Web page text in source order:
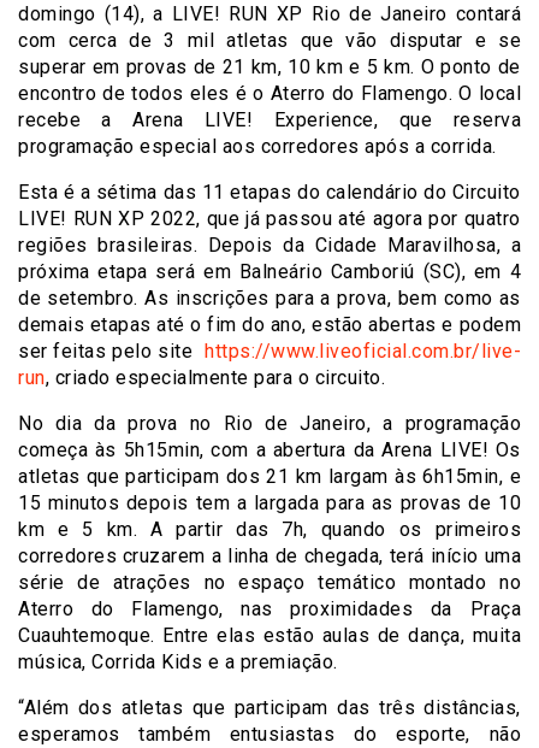
domingo (14), a LIVE! RUN XP Rio de Janeiro contará
com cerca de 3 mil atletas que vão disputar e se
superar em provas de 21 km, 10 km e 5 km. O ponto de
encontro de todos eles é o Aterro do Flamengo. O local
recebe a Arena LIVE! Experience, que reserva
programação especial aos corredores após a corrida.
Esta é a sétima das 11 etapas do calendário do Circuito
LIVE! RUN XP 2022, que já passou até agora por quatro
regiões brasileiras. Depois da Cidade Maravilhosa, a
próxima etapa será em Balneário Camboriú (SC), em 4
de setembro. As inscrições para a prova, bem como as
demais etapas até o fim do ano, estão abertas e podem
ser feitas pelo site https://www.liveoficial.com.br/live-
run, criado especialmente para o circuito.
No dia da prova no Rio de Janeiro, a programação
começa às 5h15min, com a abertura da Arena LIVE! Os
atletas que participam dos 21 km largam às 6h15min, e
15 minutos depois tem a largada para as provas de 10
km e 5 km. A partir das 7h, quando os primeiros
corredores cruzarem a linha de chegada, terá início uma
série de atrações no espaço temático montado no
Aterro do Flamengo, nas proximidades da Praça
Cuauhtemoque. Entre elas estão aulas de dança, muita
música, Corrida Kids e a premiação.
“Além dos atletas que participam das três distâncias,
esperamos também entusiastas do esporte, não